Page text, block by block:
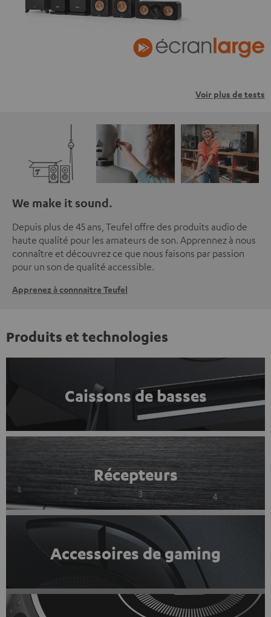
Voir plus de tests
We make it sound.
Depuis plus de 45 ans, Teufel offre des produits audio de
haute qualité pour les amateurs de son. Apprennez à nous
connaître et découvrez ce que nous faisons par passion
pour un son de qualité accessible.
Apprenez à connnaitre Teufel
Produits et technologies
Caissons de basses
Récepteurs
Accessoires de gaming